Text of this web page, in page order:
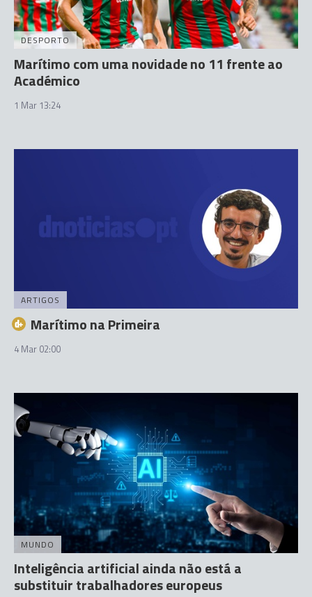
DESPORTO
Marítimo com uma novidade no 11 frente ao
Académico
1 Mar 13:24
ARTIGOS
Marítimo na Primeira
4 Mar 02:00
MUNDO
Inteligência artificial ainda não está a
substituir trabalhadores europeus